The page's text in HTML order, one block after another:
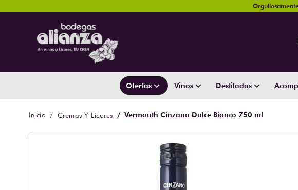
Ofertas Vinos Destilados
Cremas Y Licores Vermouth Cinzano Dulce Bianco 750 ml